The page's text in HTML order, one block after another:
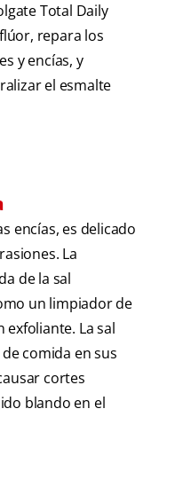
Total Daily
repara los
y encías, y
el esmalte
encías, es delicado
La
de la sal
un limpiador de
La sal
comida en sus
cortes
blando en el